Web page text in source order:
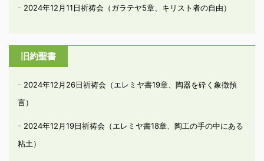
2024年12月11日祈祷会（ガラテヤ5章、キリスト者の自由）
旧約聖書
2024年12月26日祈祷会（エレミヤ書19章、陶器を砕く象徴預
言）
2024年12月19日祈祷会（エレミヤ書18章、陶工の手の中にある
粘土）